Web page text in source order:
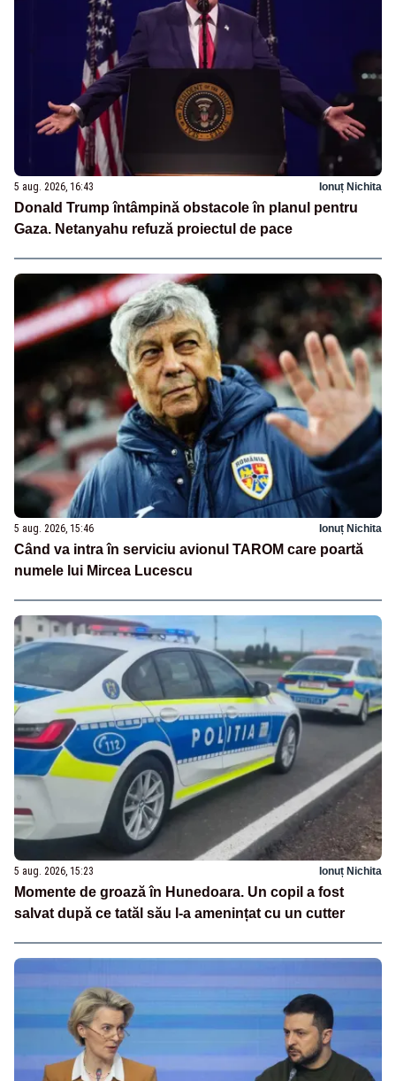
5 aug. 2026, 16:43 Ionuț Nichita
Donald Trump întâmpină obstacole în planul pentru
Gaza. Netanyahu refuză proiectul de pace
5 aug. 2026, 15:46 Ionuț Nichita
Când va intra în serviciu avionul TAROM care poartă
numele lui Mircea Lucescu
5 aug. 2026, 15:23 Ionuț Nichita
Momente de groază în Hunedoara. Un copil a fost
salvat după ce tatăl său l-a amenințat cu un cutter